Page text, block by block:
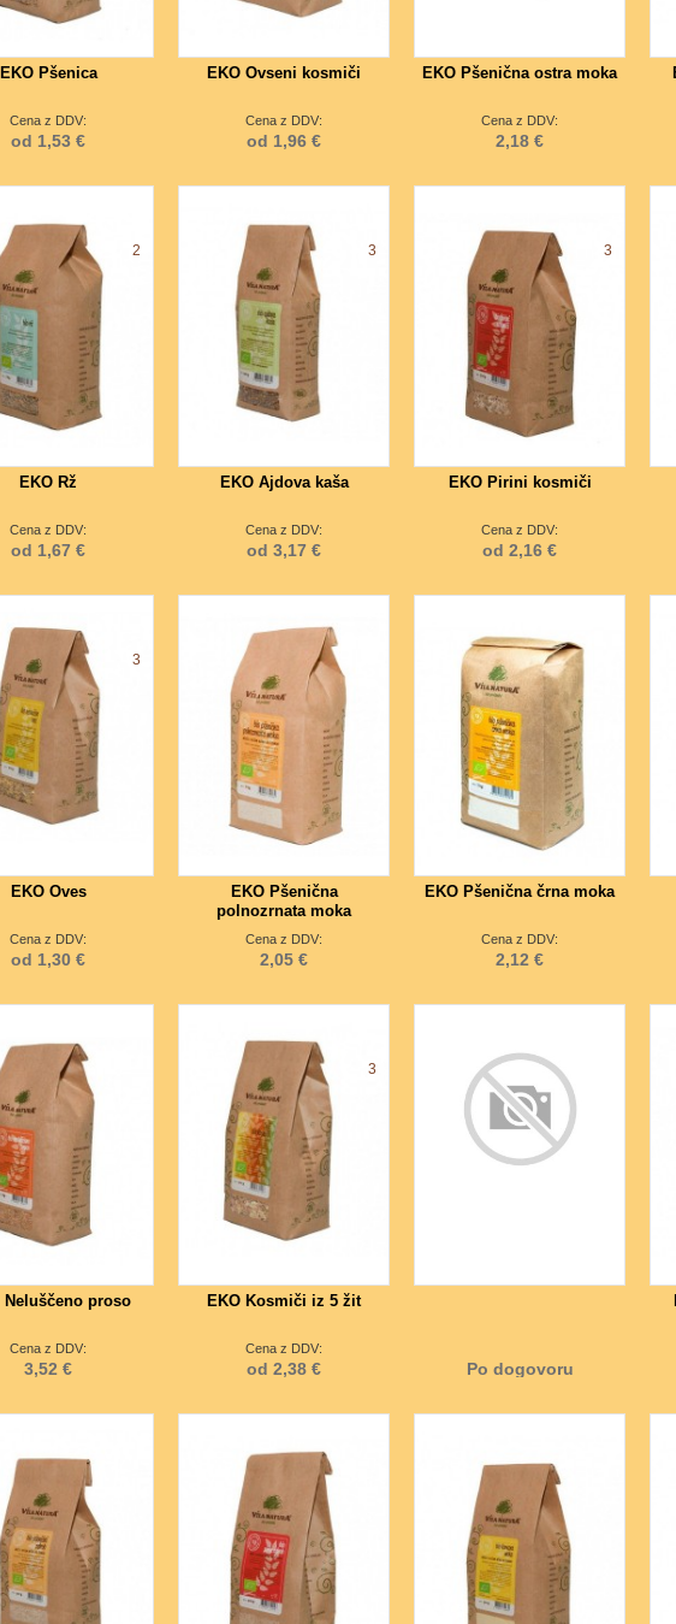
EKO Pšenica
Cena z DDV:
od 1,53 €
EKO Ovseni kosmiči
Cena z DDV:
od 1,96 €
EKO Pšenična ostra moka
Cena z DDV:
2,18 €
2
EKO Rž
Cena z DDV:
od 1,67 €
3
EKO Ajdova kaša
Cena z DDV:
od 3,17 €
3
EKO Pirini kosmiči
Cena z DDV:
od 2,16 €
3
EKO Oves
Cena z DDV:
od 1,30 €
EKO Pšenična
polnozrnata moka
Cena z DDV:
2,05 €
EKO Pšenična črna moka
Cena z DDV:
2,12 €
Neluščeno proso
Cena z DDV:
3,52 €
3
EKO Kosmiči iz 5 žit
Cena z DDV:
od 2,38 € Po dogovoru